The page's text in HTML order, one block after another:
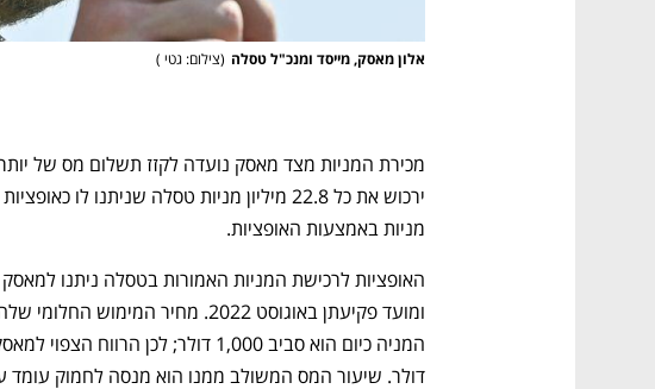
אלון מאסק, מייסד ומנכ"ל טסלה (צילום: גטי )
מניות באמצעות האופציות.